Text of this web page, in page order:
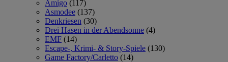
Amigo (117)
Asmodee (137)
Denkriesen (30)
Drei Hasen in der Abendsonne (4)
EMF (14)
Escape-, Krimi- & Story-Spiele (130)
Game Factory/Carletto (14)